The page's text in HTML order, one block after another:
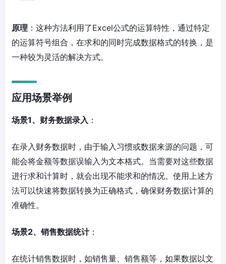
原理 ：这种方法利用了Excel公式的运算特性，通过特定
的运算符号组合，在求和的同时完成数据格式的转换，是
一种较为灵活的解决方式。
应用场景举例
场景1、财务数据录入 ：
在录入财务数据时，由于输入习惯或数据来源的问题，可
能会将金额等数据误输入为文本格式。当需要对这些数据
进行求和计算时，就会出现不能求和的情况。使用上述方
法可以快速将数据转换为正确格式，确保财务数据计算的
准确性。
场景2、销售数据统计：
在统计销售数据时，如销售量、销售额等，如果数据以文